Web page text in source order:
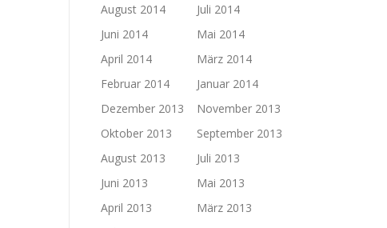
August 2014
Juli 2014
Juni 2014
Mai 2014
April 2014
März 2014
Februar 2014
Januar 2014
Dezember 2013
November 2013
Oktober 2013
September 2013
August 2013
Juli 2013
Juni 2013
Mai 2013
April 2013
März 2013